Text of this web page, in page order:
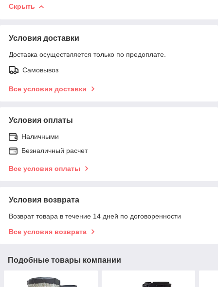
Скрыть
Условия доставки
Доставка осуществляется только по предоплате.
Самовывоз
Все условия доставки
Условия оплаты
Наличными
Безналичный расчет
Все условия оплаты
Условия возврата
Возврат товара в течение 14 дней по договоренности
Все условия возврата
Подобные товары компании